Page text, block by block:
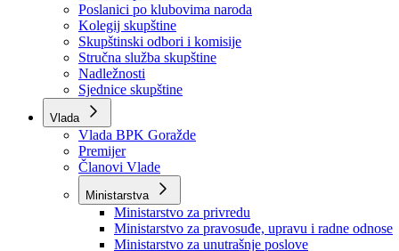
Skupština BPK Goražde
Rukovodstvo
Poslanici po strankama
Poslanici po klubovima naroda
Kolegij skupštine
Skupštinski odbori i komisije
Stručna služba skupštine
Nadležnosti
Sjednice skupštine
Vlada
Vlada BPK Goražde
Premijer
Članovi Vlade
Ministarstva